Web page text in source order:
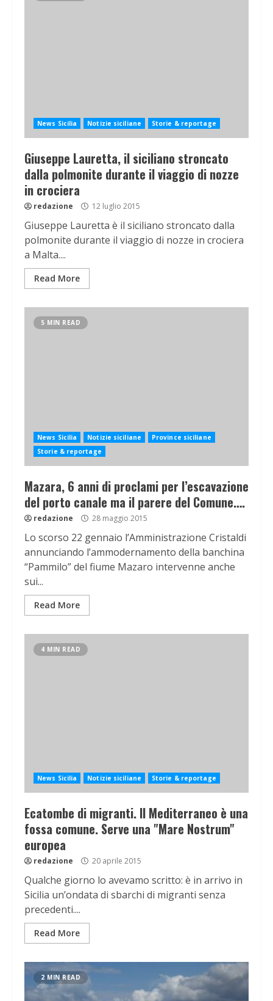
News Sicilia Notizie siciliane Storie & reportage
Giuseppe Lauretta, il siciliano stroncato
dalla polmonite durante il viaggio di nozze
in crociera
redazione 12 luglio 2015
Giuseppe Lauretta è il siciliano stroncato dalla
polmonite durante il viaggio di nozze in crociera
a Malta....
Read More
5 MIN READ
News Sicilia Notizie siciliane
Province siciliane
Storie & reportage
Mazara, 6 anni di proclami per l’escavazione
del porto canale ma il parere del Comune….
redazione 28 maggio 2015
Lo scorso 22 gennaio l’Amministrazione Cristaldi
annunciando l’ammodernamento della banchina
“Pammilo” del fiume Mazaro intervenne anche
sui...
Read More
4 MIN READ
News Sicilia Notizie siciliane Storie & reportage
Ecatombe di migranti. Il Mediterraneo è una
fossa comune. Serve una "Mare Nostrum"
europea
redazione 20 aprile 2015
Qualche giorno lo avevamo scritto: è in arrivo in
Sicilia un’ondata di sbarchi di migranti senza
precedenti....
Read More
2 MIN READ